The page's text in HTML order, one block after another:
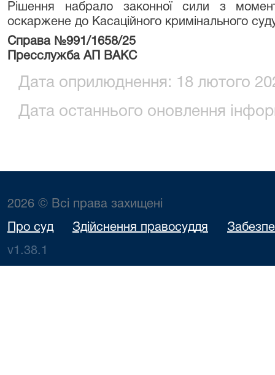
Рішення набрало законної сили з
оскаржене до Касаційного кримінального
Справа №991/1658/25
Пресслужба АП ВАКС
Дата оприлюднення: 18 лютого
Дата останнього оновлення
2026 © Всі права захищені
Про суд Здійснення правосуддя
v1.38.1